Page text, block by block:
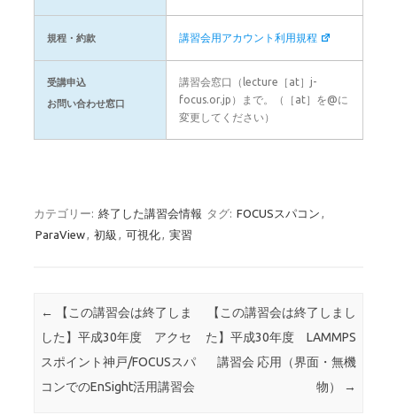
規程・約款 講習会用アカウント利用規程
受講申込
お問い合わせ窓口
講習会窓口（lecture［at］j-
focus.or.jp）まで。（［at］を@に
変更してください）
カテゴリー: 終了した講習会情報 タグ: FOCUSスパコン ,
ParaView, 初級 , 可視化, 実習
投稿ナビゲーション
←
【この講習会は終了しま
した】平成30年度 アクセ
スポイント神戸/FOCUSスパ
コンでのEnSight活用講習会
【この講習会は終了しまし
た】平成30年度 LAMMPS
講習会 応用（界面・無機
物）
→